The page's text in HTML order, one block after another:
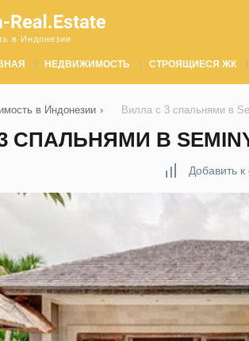
в Индонезии
НЕДВИЖИМОСТЬ СТРОЯЩИЕСЯ ЖК
в Индонезии › Вилла с 3 спальнями в
СПАЛЬНЯМИ В
Добавить